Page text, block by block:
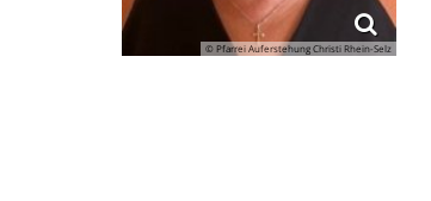
© Pfarrei Auferstehung Christi Rhein-Selz